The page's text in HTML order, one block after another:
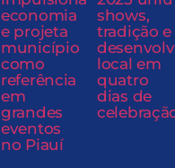
economia
e projeta
município
como
referência
em
grandes
eventos
no Piauí
shows,
tradição e
local em
quatro
dias de